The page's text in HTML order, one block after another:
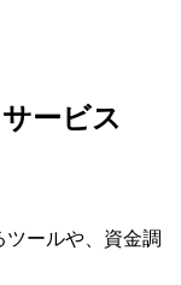
ービス
ールや、資金調